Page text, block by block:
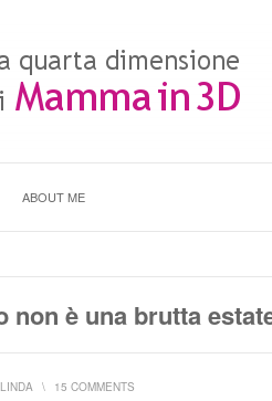
ABOUT ME
non è una brutta
LINDA \ 15 COMMENTS